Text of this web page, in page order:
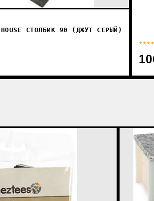
СТОЛБИК 90 (ДЖУТ СЕРЫЙ)